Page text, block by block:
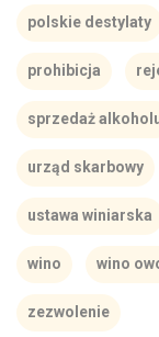
polskie destylaty
prohibicja
sprzedaż
urząd skarbowy
ustawa winiarska
wino wino
zezwolenie